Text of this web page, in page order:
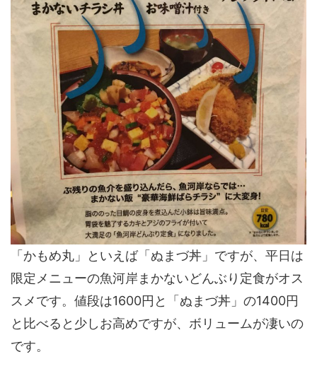
「かもめ丸」といえば「ぬまづ丼」ですが、平日は
限定メニューの魚河岸まかないどんぶり定食がオス
スメです。値段は1600円と「ぬまづ丼」の1400円
と比べると少しお高めですが、ボリュームが凄いの
です。